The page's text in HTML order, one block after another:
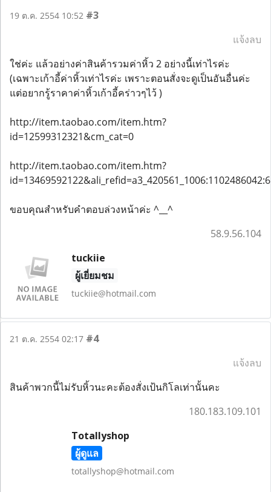
19 ต.ค. 2554 10:52 #3
แจ้งลบ
ใช่ค่ะ แล้วอย่างค่าสินค้ารวมค่าหิ้ว 2 อย่างนี้เท่าไรค่ะ
(เฉพาะเก้าอี้ค่าหิ้วเท่าไรค่ะ เพราะตอนสั่งจะดูเป็นอันอื่นค่ะ
แต่อยากรู้ราคาค่าหิ้วเก้าอี้คร่าวๆไว้ )
http://item.taobao.com/item.htm?
id=12599312321&cm_cat=0
http://item.taobao.com/item.htm?
ขอบคุณสำหรับคำตอบล่วงหน้าค่ะ ^__^
58.9.56.104
tuckiie
ผู้เยี่ยมชม
tuckiie@hotmail.com
21 ต.ค. 2554 02:17 #4
แจ้งลบ
สินค้าพวกนี้ไม่รับหิ้วนะคะต้องสั่งเป้นกิโลเท่านั้นคะ
180.183.109.101
Totallyshop
ผู้ดูแล
totallyshop@hotmail.com